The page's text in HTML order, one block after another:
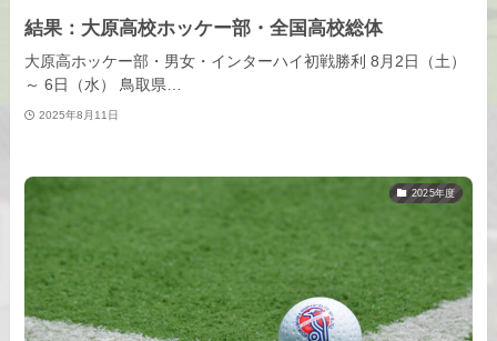
結果：大原高校ホッケー部・全国高校総体
大原高ホッケー部・男女・インターハイ初戦勝利 8月2日（土）
～ 6日（水） 鳥取県…
2025年8月11日
2025年度